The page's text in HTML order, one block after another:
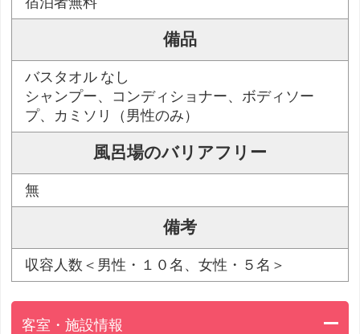
備品
バスタオル なし
シャンプー、コンディショナー、ボディソー
プ、カミソリ（男性のみ）
風呂場のバリアフリー
無
備考
収容人数＜男性・１０名、女性・５名＞
客室・施設情報